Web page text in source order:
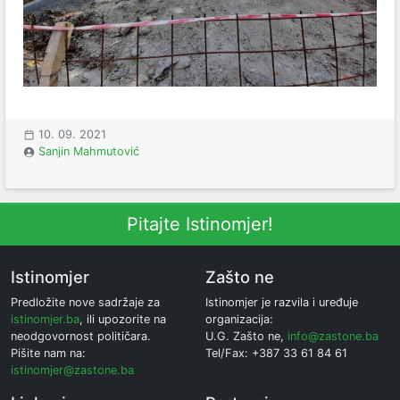
10. 09. 2021
Sanjin Mahmutović
Pitajte Istinomjer!
Istinomjer
Predložite nove sadržaje za
istinomjer.ba, ili upozorite na
neodgovornost političara.
Pišite nam na:
istinomjer@zastone.ba
Zašto ne
Istinomjer je razvila i uređuje
organizacija:
U.G. Zašto ne, info@zastone.ba
Tel/Fax: +387 33 61 84 61